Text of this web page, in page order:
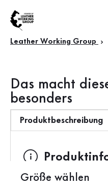
Größe wählen
Leather Working Group
Das macht
besonders
Produktbeschreibung
Marke:Gabor